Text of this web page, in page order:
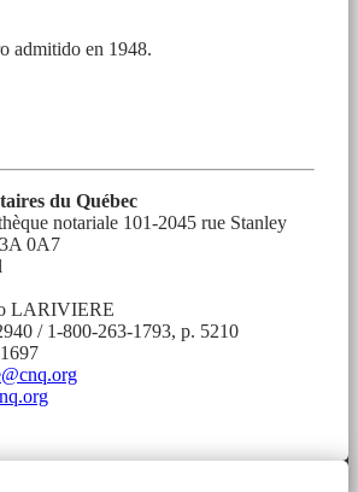
admitido en 1948.
du Québec
notariale 101-2045 rue Stanley
0A7
LARIVIERE
/ 1-800-263-1793, p. 5210